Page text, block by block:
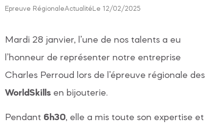
Epreuve RégionaleActualité Le 12/02/2025
Mardi 28 janvier, l’une de nos talents a eu
l’honneur de représenter notre entreprise
Charles Perroud lors de l’épreuve régionale des
WorldSkills en bijouterie.
Pendant 6h30, elle a mis toute son expertise et